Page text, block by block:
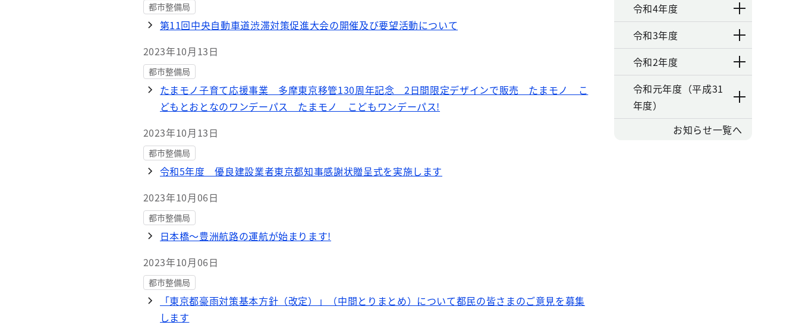
都市整備局
第11回中央自動車道渋滞対策促進大会の開催及び要望活動について
2023年10月13日
都市整備局
たまモノ子育て応援事業 多摩東京移管130周年記念 2日間限定デザインで販売 たまモノ こ
どもとおとなのワンデーパス たまモノ こどもワンデーパス!
2023年10月13日
都市整備局
令和5年度 優良建設業者東京都知事感謝状贈呈式を実施します
2023年10月06日
都市整備局
日本橋～豊洲航路の運航が始まります!
2023年10月06日
都市整備局
「東京都豪雨対策基本方針（改定）」（中間とりまとめ）について都民の皆さまのご意見を募集
します
令和4年度
令和3年度
令和2年度
令和元年度（平成31
年度）
お知らせ一覧へ